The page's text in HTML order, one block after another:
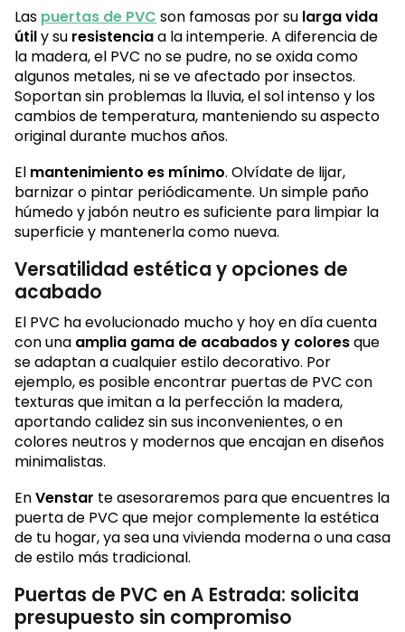
Las puertas de PVC son famosas por su larga vida
útily su resistenciaa la intemperie. A diferencia de
la madera, el PVC no se pudre, no se oxida como
algunos metales, ni se ve afectado por insectos.
Soportan sin problemas la lluvia, el sol intenso y los
cambios de temperatura, manteniendo su aspecto
original durante muchos años.
El mantenimiento es mínimo. Olvídate de lijar,
barnizar o pintar periódicamente. Un simple paño
húmedo y jabón neutro es suficiente para limpiar la
superficie y mantenerla como nueva.
Versatilidad estética y opciones de
acabado
El PVC ha evolucionado mucho y hoy en día cuenta
con una amplia gama de acabados y coloresque
se adaptan a cualquier estilo decorativo. Por
ejemplo, es posible encontrar puertas de PVC con
texturas que imitan a la perfección la madera,
aportando calidez sin sus inconvenientes, o en
colores neutros y modernos que encajan en diseños
minimalistas.
EnVenstar te asesoraremos para que encuentres la
puerta de PVC que mejor complemente la estética
de tu hogar, ya sea una vivienda moderna o una casa
de estilo más tradicional.
Puertas de PVC en A Estrada: solicita
presupuesto sin compromiso